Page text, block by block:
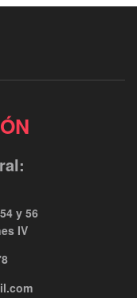
y 56
IV